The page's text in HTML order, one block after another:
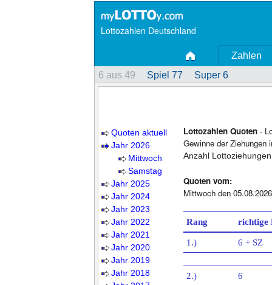
Lottozahlen Deutschland
Zahlen
6 aus 49
Spiel 77 Super 6
Quoten aktuell
Jahr 2026
Mittwoch
Samstag
Jahr 2025
Jahr 2024
Jahr 2023
Jahr 2022
Jahr 2021
Jahr 2020
Jahr 2019
Jahr 2018
Lottozahlen Quoten -
Gewinne der Ziehungen
Anzahl
Quoten vom:
Mittwoch den 05.08.2026
Rang richtige
1.) 6 + SZ
2.) 6